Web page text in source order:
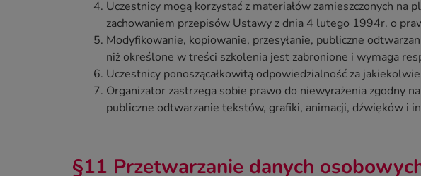
Uczestnicy mogą korzystać z materiałów zamieszczonych
zachowaniem przepisów Ustawy z dnia 4 lutego 1994r. o
Modyfikowanie, kopiowanie, przesyłanie, publiczne
niż określone w treści szkolenia jest zabronione i wymaga
Uczestnicy ponoszącałkowitą odpowiedzialność za
Organizator zastrzega sobie prawo do niewyrażenia zgodny
publiczne odtwarzanie tekstów, grafiki, animacji, dźwięków i
§11 Przetwarzanie danych